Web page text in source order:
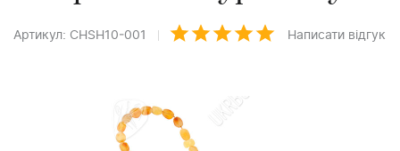
Артикул: CHSH10-001 Написати відгук